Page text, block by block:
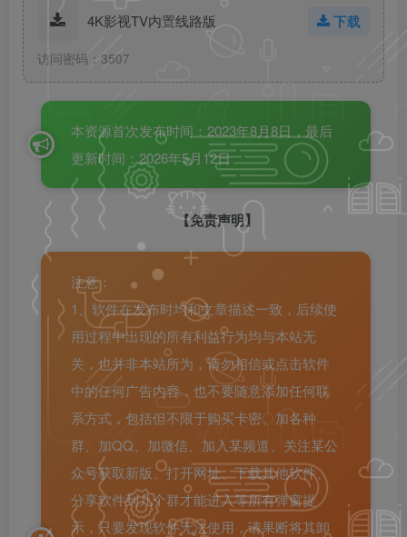
4K影视TV内置线路版 下载
访问密码：3507
本资源首次发布时间：2023年8月8日，最后
更新时间：2026年5月12日
【免责声明】
注意：
1、软件在发布时均和文章描述一致，后续使
用过程中出现的所有利益行为均与本站无
关，也并非本站所为，请勿相信或点击软件
中的任何广告内容，也不要随意添加任何联
系方式，包括但不限于购买卡密、加各种
群、加QQ、加微信、加入某频道、关注某公
众号获取新版、打开网址、下载其他软件、
分享软件到几个群才能进入等所有弹窗提
示，只要发现软件无法使用，请果断将其卸